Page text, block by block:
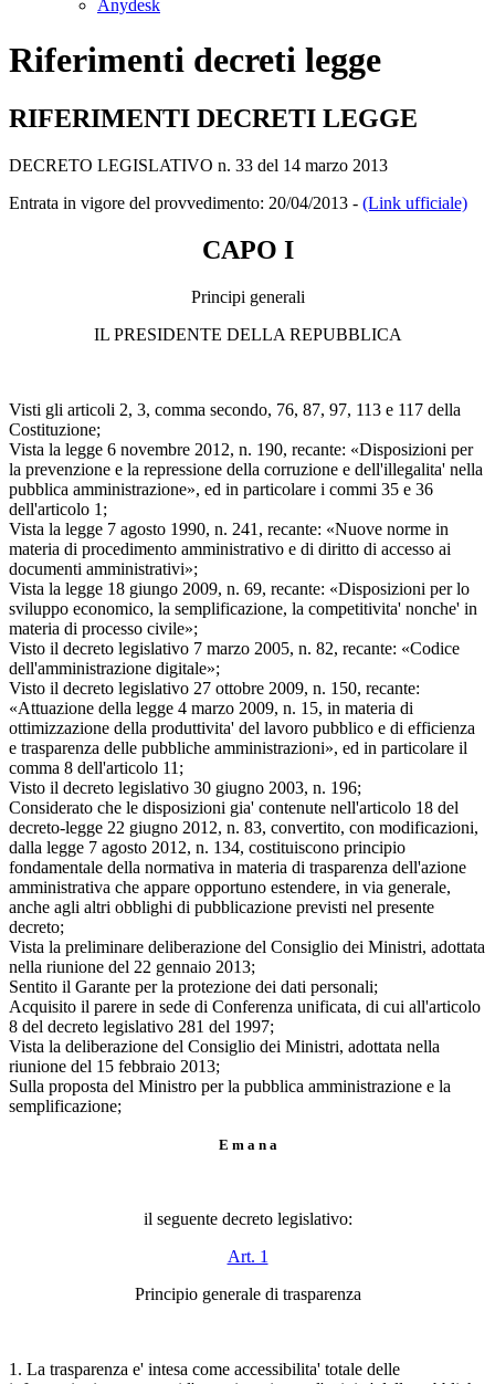
Anydesk
Riferimenti decreti legge
RIFERIMENTI DECRETI LEGGE
DECRETO LEGISLATIVO n. 33 del 14 marzo 2013
Entrata in vigore del provvedimento: 20/04/2013 - (Link ufficiale)
CAPO I
Principi generali
IL PRESIDENTE DELLA REPUBBLICA
Visti gli articoli 2, 3, comma secondo, 76, 87, 97, 113 e 117 della
Costituzione;
Vista la legge 6 novembre 2012, n. 190, recante: «Disposizioni per
la prevenzione e la repressione della corruzione e dell'illegalita' nella
pubblica amministrazione», ed in particolare i commi 35 e 36
dell'articolo 1;
Vista la legge 7 agosto 1990, n. 241, recante: «Nuove norme in
materia di procedimento amministrativo e di diritto di accesso ai
documenti amministrativi»;
Vista la legge 18 giungo 2009, n. 69, recante: «Disposizioni per lo
sviluppo economico, la semplificazione, la competitivita' nonche' in
materia di processo civile»;
Visto il decreto legislativo 7 marzo 2005, n. 82, recante: «Codice
dell'amministrazione digitale»;
Visto il decreto legislativo 27 ottobre 2009, n. 150, recante:
«Attuazione della legge 4 marzo 2009, n. 15, in materia di
ottimizzazione della produttivita' del lavoro pubblico e di efficienza
e trasparenza delle pubbliche amministrazioni», ed in particolare il
comma 8 dell'articolo 11;
Visto il decreto legislativo 30 giugno 2003, n. 196;
Considerato che le disposizioni gia' contenute nell'articolo 18 del
decreto-legge 22 giugno 2012, n. 83, convertito, con modificazioni,
dalla legge 7 agosto 2012, n. 134, costituiscono principio
fondamentale della normativa in materia di trasparenza dell'azione
amministrativa che appare opportuno estendere, in via generale,
anche agli altri obblighi di pubblicazione previsti nel presente
decreto;
Vista la preliminare deliberazione del Consiglio dei Ministri, adottata
nella riunione del 22 gennaio 2013;
Sentito il Garante per la protezione dei dati personali;
Acquisito il parere in sede di Conferenza unificata, di cui all'articolo
8 del decreto legislativo 281 del 1997;
Vista la deliberazione del Consiglio dei Ministri, adottata nella
riunione del 15 febbraio 2013;
Sulla proposta del Ministro per la pubblica amministrazione e la
semplificazione;
E m a n a
il seguente decreto legislativo:
Art. 1
Principio generale di trasparenza
1. La trasparenza e' intesa come accessibilita' totale delle